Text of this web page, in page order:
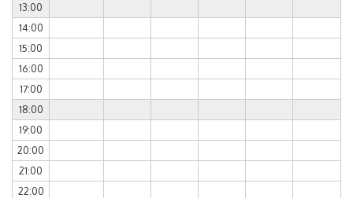
13:00
14:00
15:00
16:00
17:00
18:00
19:00
20:00
21:00
22:00